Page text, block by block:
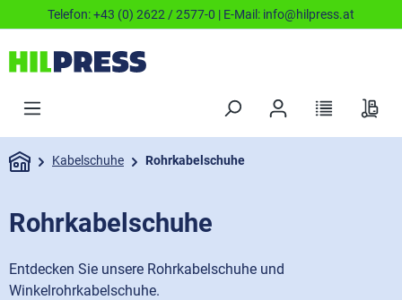
Telefon:+43 (0) 2622 / 2577-0 | E-Mail: info@hilpress.at
Kabelschuhe Rohrkabelschuhe
Rohrkabelschuhe
Entdecken Sie unsere Rohrkabelschuhe und
Winkelrohrkabelschuhe.